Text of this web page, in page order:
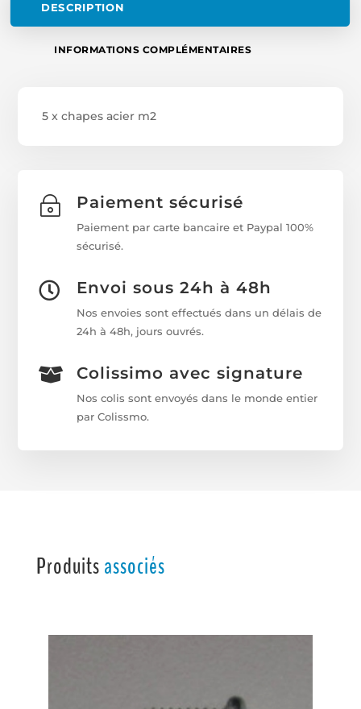
DESCRIPTION
INFORMATIONS COMPLÉMENTAIRES
5 x chapes acier m2
~ Paiement sécurisé
Paiement par carte bancaire et Paypal 100%
sécurisé.
 Envoi sous 24h à 48h
Nos envoies sont effectués dans un délais de
24h à 48h, jours ouvrés.
 Colissimo avec signature
Nos colis sont envoyés dans le monde entier
par Colissmo.
Produitsassociés